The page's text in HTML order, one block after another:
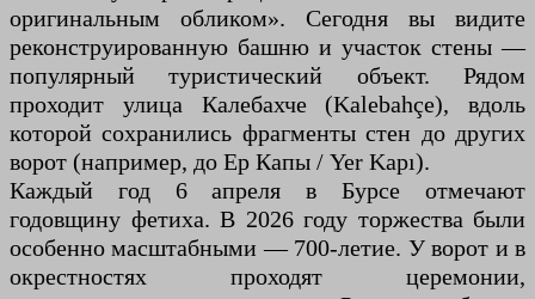
оригинальным обликом». Сегодня вы видите
реконструированную башню и участок стены —
популярный туристический объект. Рядом
проходит улица Калебахче (Kalebahçe), вдоль
которой сохранились фрагменты стен до других
ворот (например, до Ер Капы / Yer Kapı).
Каждый год 6 апреля в Бурсе отмечают
годовщину фетиха. В 2026 году торжества были
особенно масштабными — 700-летие. У ворот и в
окрестностях проходят церемонии,